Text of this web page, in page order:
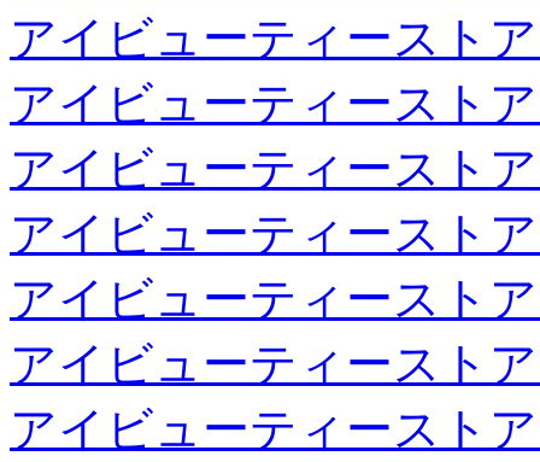
アイビューティースト
アイビューティースト
アイビューティースト
アイビューティースト
アイビューティースト
アイビューティースト
アイビューティースト